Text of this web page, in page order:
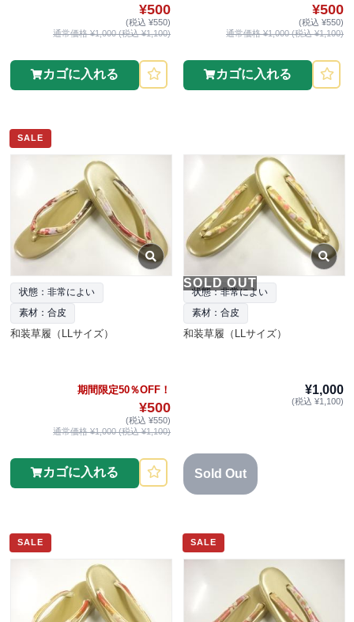
¥500
(税込 ¥550)
通常価格 ¥1,000 (税込 ¥1,100)
カゴに入れる
¥500
(税込 ¥550)
通常価格 ¥1,000 (税込 ¥1,100)
カゴに入れる
SALE
状態：非常によい
素材：合皮
和装草履（LLサイズ）
期間限定50％OFF！
¥500
(税込 ¥550)
通常価格 ¥1,000 (税込 ¥1,100)
カゴに入れる
SOLD OUT
状態：非常によい
素材：合皮
和装草履（LLサイズ）
¥1,000
(税込 ¥1,100)
Sold Out
SALE SALE